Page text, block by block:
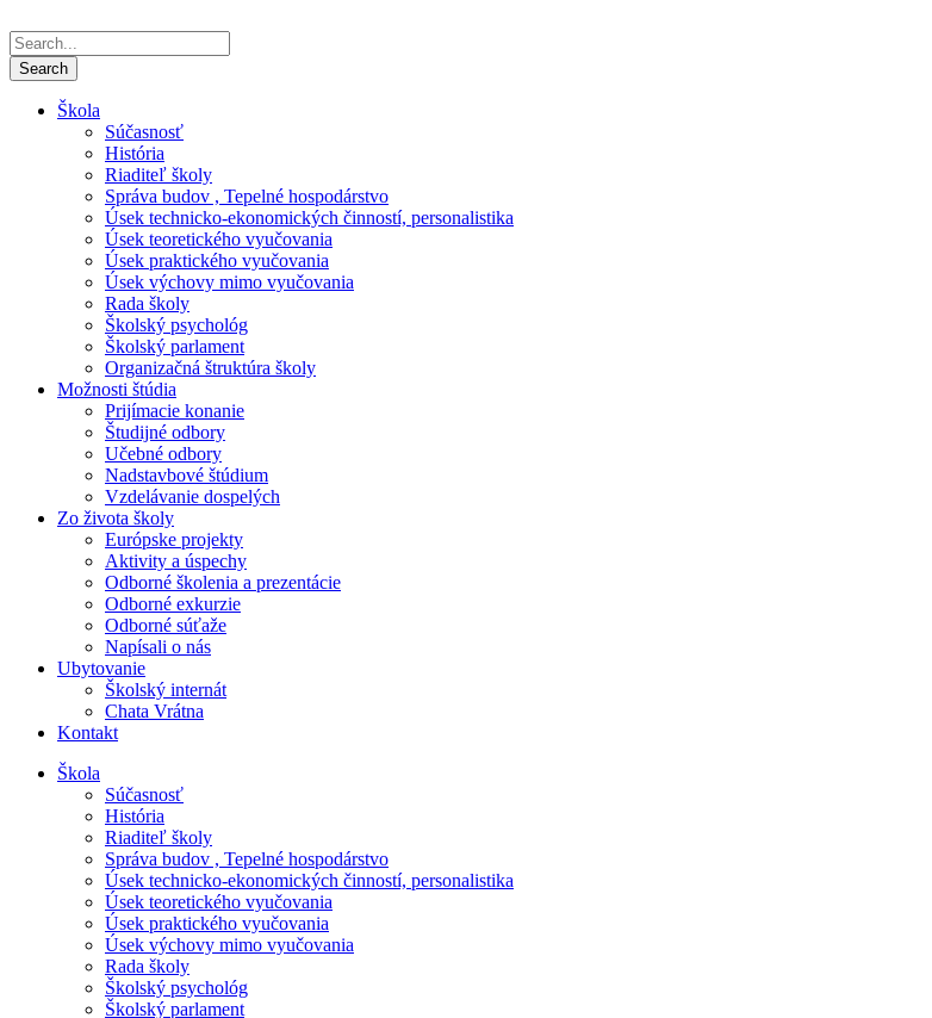
Škola
Súčasnosť
História
Riaditeľ školy
Správa budov , Tepelné hospodárstvo
Úsek technicko-ekonomických činností, personalistika
Úsek teoretického vyučovania
Úsek praktického vyučovania
Úsek výchovy mimo vyučovania
Rada školy
Školský psychológ
Školský parlament
Organizačná štruktúra školy
Možnosti štúdia
Prijímacie konanie
Študijné odbory
Učebné odbory
Nadstavbové štúdium
Vzdelávanie dospelých
Zo života školy
Európske projekty
Aktivity a úspechy
Odborné školenia a prezentácie
Odborné exkurzie
Odborné súťaže
Napísali o nás
Ubytovanie
Školský internát
Chata Vrátna
Kontakt
Škola
Súčasnosť
História
Riaditeľ školy
Správa budov , Tepelné hospodárstvo
Úsek technicko-ekonomických činností, personalistika
Úsek teoretického vyučovania
Úsek praktického vyučovania
Úsek výchovy mimo vyučovania
Rada školy
Školský psychológ
Školský parlament